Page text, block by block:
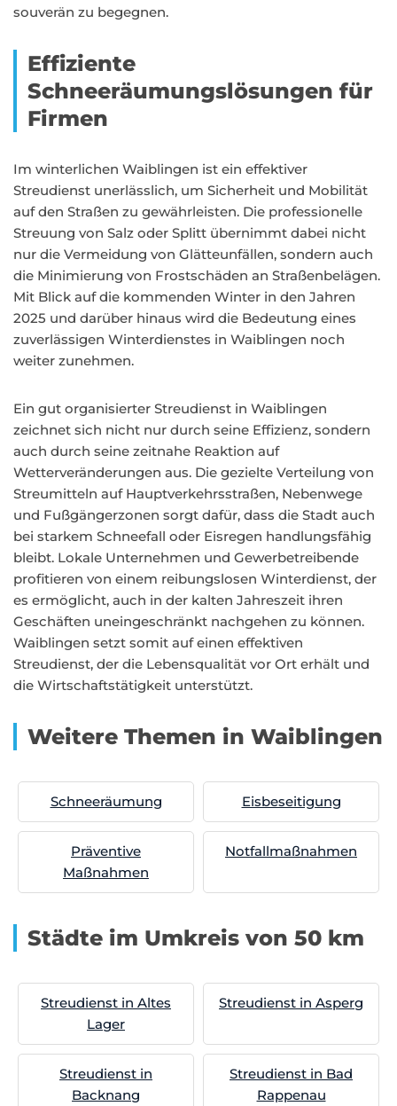
souverän zu begegnen.
Effiziente
Schneeräumungslösungen für
Firmen
Im winterlichen Waiblingen ist ein effektiver
Streudienst unerlässlich, um Sicherheit und Mobilität
auf den Straßen zu gewährleisten. Die professionelle
Streuung von Salz oder Splitt übernimmt dabei nicht
nur die Vermeidung von Glätteunfällen, sondern auch
die Minimierung von Frostschäden an Straßenbelägen.
Mit Blick auf die kommenden Winter in den Jahren
2025 und darüber hinaus wird die Bedeutung eines
zuverlässigen Winterdienstes in Waiblingen noch
weiter zunehmen.
Ein gut organisierter Streudienst in Waiblingen
zeichnet sich nicht nur durch seine Effizienz, sondern
auch durch seine zeitnahe Reaktion auf
Wetterveränderungen aus. Die gezielte Verteilung von
Streumitteln auf Hauptverkehrsstraßen, Nebenwege
und Fußgängerzonen sorgt dafür, dass die Stadt auch
bei starkem Schneefall oder Eisregen handlungsfähig
bleibt. Lokale Unternehmen und Gewerbetreibende
profitieren von einem reibungslosen Winterdienst, der
es ermöglicht, auch in der kalten Jahreszeit ihren
Geschäften uneingeschränkt nachgehen zu können.
Waiblingen setzt somit auf einen effektiven
Streudienst, der die Lebensqualität vor Ort erhält und
die Wirtschaftstätigkeit unterstützt.
Weitere Themen in Waiblingen
Schneeräumung Eisbeseitigung
Präventive
Maßnahmen
Notfallmaßnahmen
Städte im Umkreis von 50 km
Streudienst in Altes
Lager
Streudienst in Asperg
Streudienst in
Backnang
Streudienst in Bad
Rappenau